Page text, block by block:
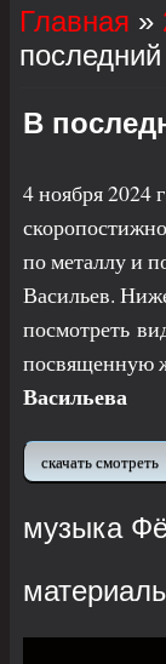
Главная »
последний
В
4 ноября 2024
по металлу и
Васильев.
посмотреть
посвященную
Васильева
скачать смотреть
музыка